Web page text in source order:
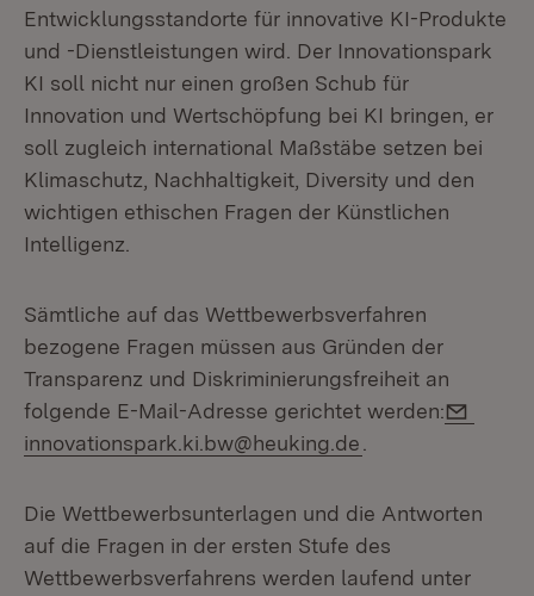
Entwicklungsstandorte für innovative KI-Produkte
und -Dienstleistungen wird. Der Innovationspark
KI soll nicht nur einen großen Schub für
Innovation und Wertschöpfung bei KI bringen, er
soll zugleich international Maßstäbe setzen bei
Klimaschutz, Nachhaltigkeit, Diversity und den
wichtigen ethischen Fragen der Künstlichen
Intelligenz.
Sämtliche auf das Wettbewerbsverfahren
bezogene Fragen müssen aus Gründen der
Transparenz und Diskriminierungsfreiheit an
folgende E-Mail-Adresse gerichtet werden:
innovationspark.ki.bw@heuking.de
Die Wettbewerbsunterlagen und die Antworten
auf die Fragen in der ersten Stufe des
Wettbewerbsverfahrens werden laufend unter